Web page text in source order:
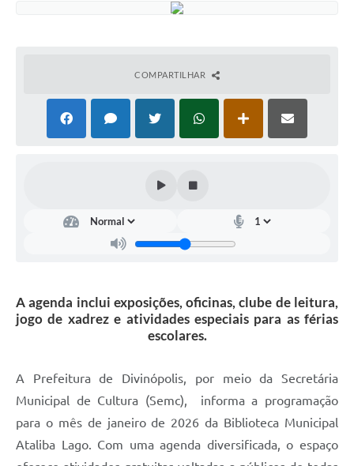
COMPARTILHAR
A agenda inclui exposições, oficinas, clube de leitura,
jogo de xadrez e atividades especiais para as férias
escolares.
A Prefeitura de Divinópolis, por meio da Secretária
Municipal de Cultura (Semc), informa a programação
para o mês de janeiro de 2026 da Biblioteca Municipal
Ataliba Lago. Com uma agenda diversificada, o espaço